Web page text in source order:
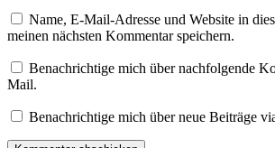
Name, E-Mail-Adresse und Website in
meinen nächsten Kommentar speichern.
Benachrichtige mich über nachfolgende
Mail.
Benachrichtige mich über neue Beiträge